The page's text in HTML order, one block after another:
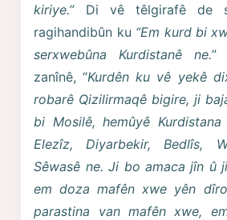
kiriye.” Di vê têlgirafê de
ragihandibûn ku “Em kurd bi
serxwebûna Kurdistanê ne.”
zanînê, “Kurdên ku vê yekê
robarê Qizilirmaqê bigire, ji
bi Mosilê, hemûyê
Elezîz, Diyarbekir, Bedlîs,
Sêwasê ne. Ji bo amaca jîn û
em doza mafên xwe yên
parastina van mafên xwe,